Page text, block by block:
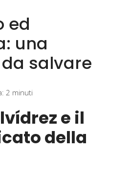
ed
una
salvare
2 minuti
e il
della